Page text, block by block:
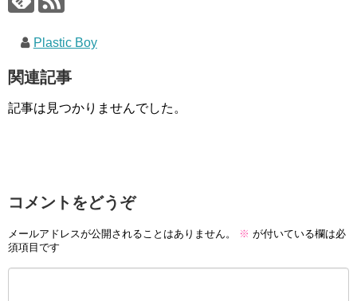
Plastic Boy
関連記事
記事は見つかりませんでした。
コメントをどうぞ
メールアドレスが公開されることはありません。 ※ が付いている欄は必
須項目です